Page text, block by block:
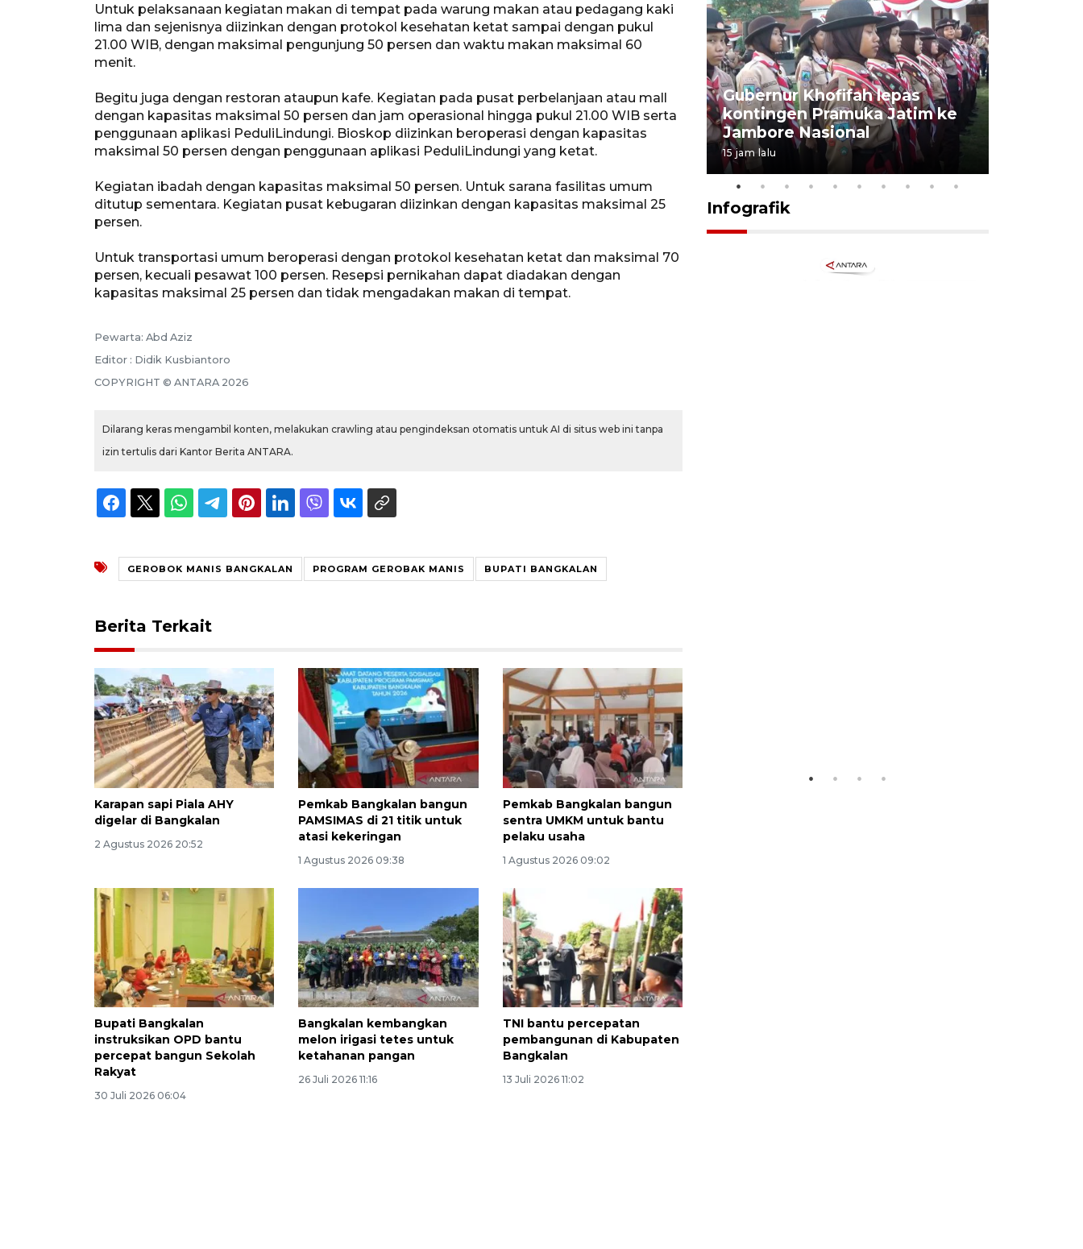
Untuk pelaksanaan kegiatan makan di tempat pada warung makan atau pedagang kaki
lima dan sejenisnya diizinkan dengan protokol kesehatan ketat sampai dengan pukul
21.00 WIB, dengan maksimal pengunjung 50 persen dan waktu makan maksimal 60
menit.
Begitu juga dengan restoran ataupun kafe. Kegiatan pada pusat perbelanjaan atau mall
dengan kapasitas maksimal 50 persen dan jam operasional hingga pukul 21.00 WIB serta
penggunaan aplikasi PeduliLindungi. Bioskop diizinkan beroperasi dengan kapasitas
maksimal 50 persen dengan penggunaan aplikasi PeduliLindungi yang ketat.
Kegiatan ibadah dengan kapasitas maksimal 50 persen. Untuk sarana fasilitas umum
ditutup sementara. Kegiatan pusat kebugaran diizinkan dengan kapasitas maksimal 25
persen.
Untuk transportasi umum beroperasi dengan protokol kesehatan ketat dan maksimal 70
persen, kecuali pesawat 100 persen. Resepsi pernikahan dapat diadakan dengan
kapasitas maksimal 25 persen dan tidak mengadakan makan di tempat.
Pewarta: Abd Aziz
Editor : Didik Kusbiantoro
COPYRIGHT © ANTARA 2026
Dilarang keras mengambil konten, melakukan crawling atau pengindeksan otomatis untuk AI di situs web ini tanpa
izin tertulis dari Kantor Berita ANTARA.
GEROBOK MANIS BANGKALAN PROGRAM GEROBAK MANIS BUPATI BANGKALAN
Berita Terkait
Karapan sapi Piala AHY
digelar di Bangkalan
2 Agustus 2026 20:52
Pemkab Bangkalan bangun
PAMSIMAS di 21 titik untuk
atasi kekeringan
1 Agustus 2026 09:38
Pemkab Bangkalan bangun
sentra UMKM untuk bantu
pelaku usaha
1 Agustus 2026 09:02
Bupati Bangkalan
instruksikan OPD bantu
percepat bangun Sekolah
Rakyat
30 Juli 2026 06:04
Bangkalan kembangkan
melon irigasi tetes untuk
ketahanan pangan
26 Juli 2026 11:16
TNI bantu percepatan
pembangunan di Kabupaten
Bangkalan
13 Juli 2026 11:02
BNPB optimalkan penguatan
Desa Tangguh Bencana di
Jawa Timur
5 Agustus 2026 19:09
Gubernur Khofifah lepas
kontingen Pramuka Jatim ke
Jambore Nasional
15 jam lalu
Infografik
Ekspedisi Rupiah Berdaulat
2026 sambangi Papua
2026-08-06 13:15:00